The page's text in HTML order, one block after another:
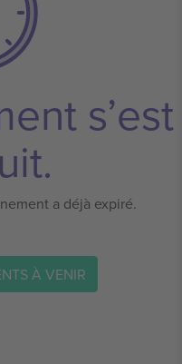
s’est
a déjà expiré.
À VENIR